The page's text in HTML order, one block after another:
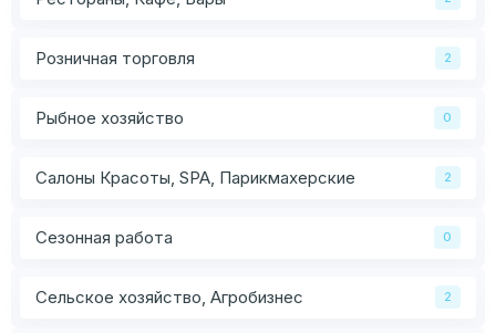
Розничная торговля 2
Рыбное хозяйство 0
Салоны Красоты, SPA, Парикмахерские 2
Сезонная работа 0
Сельское хозяйство, Агробизнес 2